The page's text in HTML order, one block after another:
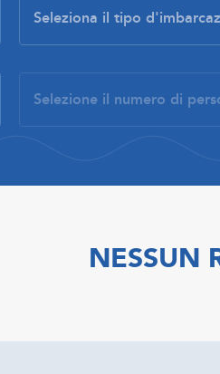
NESSUN